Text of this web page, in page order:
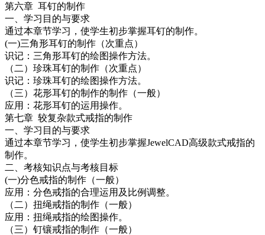
第六章 耳钉的制作
一、学习目的与要求
通过本章节学习，使学生初步掌握耳钉的制作。
(一)三角形耳钉的制作（次重点）
识记：三角形耳钉的绘图操作方法。
（二）珍珠耳钉的制作（次重点）
识记：珍珠耳钉的绘图操作方法。
（三）花形耳钉的制作的制作（一般）
应用：花形耳钉的运用操作。
第七章 较复杂款式戒指的制作
一、学习目的与要求
通过本章节学习，使学生初步掌握JewelCAD高级款式戒指的
制作。
二、考核知识点与考核目标
(一)分色戒指的制作（一般）
应用：分色戒指的合理运用及比例调整。
（二）扭绳戒指的制作（一般）
应用：扭绳戒指的绘图操作。
（三）钉镶戒指的制作（一般）